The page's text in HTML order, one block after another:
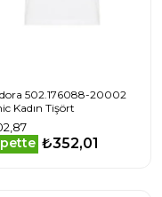
502.176088-20002
Kadın Tişört
₺352,01